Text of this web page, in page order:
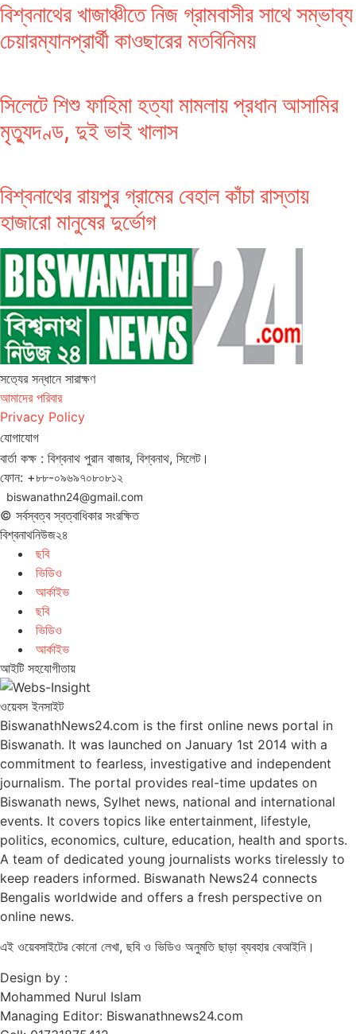
বিশ্বনাথের খাজাঞ্চীতে নিজ গ্রামবাসীর সাথে সম্ভাব্য
চেয়ারম্যানপ্রার্থী কাওছারের মতবিনিময়
সিলেটে শিশু ফাহিমা হত্যা মামলায় প্রধান আসামির
মৃত্যুদণ্ড, দুই ভাই খালাস
বিশ্বনাথের রায়পুর গ্রামের বেহাল কাঁচা রাস্তায়
হাজারো মানুষের দুর্ভোগ
সত‌্যের সন্ধানে সারাক্ষণ
আমাদের পরিবার
Privacy Policy
যোগাযোগ
বার্তা কক্ষ : বিশ্বনাথ পুরান বাজার, বিশ্বনাথ, সিলেট।
ফোন: +৮৮-০৯৬৯৭০৮০৮১২
biswanathn24@gmail.com
© সর্বস্বত্ব স্বত্বাধিকার সংরক্ষিত
বিশ্বনাথনিউজ২৪
ছবি
ভিডিও
আর্কাইভ
ছবি
ভিডিও
আর্কাইভ
আইটি সহযোগীতায়
ওয়েবস ইনসাইট
BiswanathNews24.com is the first online news portal in
Biswanath. It was launched on January 1st 2014 with a
commitment to fearless, investigative and independent
journalism. The portal provides real-time updates on
Biswanath news, Sylhet news, national and international
events. It covers topics like entertainment, lifestyle,
politics, economics, culture, education, health and sports.
A team of dedicated young journalists works tirelessly to
keep readers informed. Biswanath News24 connects
Bengalis worldwide and offers a fresh perspective on
online news.
এই ওয়েবসাইটের কোনো লেখা, ছবি ও ভিডিও অনুমতি ছাড়া ব্যবহার বেআইনি।
Design by :
Mohammed Nurul Islam
Managing Editor: Biswanathnews24.com